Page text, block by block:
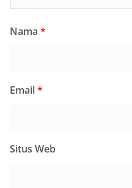
Nama *
Email*
Situs Web